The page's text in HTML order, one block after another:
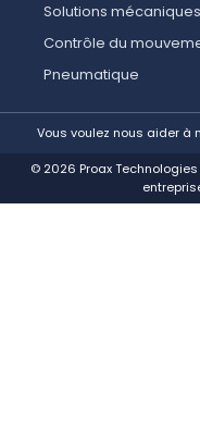
Solutions mécaniques
Contrôle du
Pneumatique
Vous voulez nous aider à
© 2026 Proax